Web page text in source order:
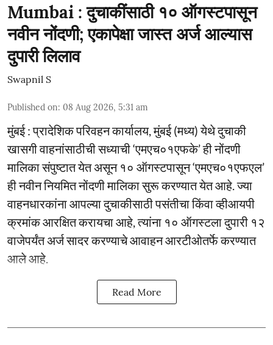
Mumbai : दुचाकींसाठी १० ऑगस्टपासून
नवीन नोंदणी; एकापेक्षा जास्त अर्ज आल्यास
दुपारी लिलाव
Swapnil S
Published on: 08 Aug 2026, 5:31 am
मुंबई : प्रादेशिक परिवहन कार्यालय, मुंबई (मध्य) येथे दुचाकी
खासगी वाहनांसाठीची सध्याची ‘एमएच०१एफके’ ही नोंदणी
मालिका संपुष्टात येत असून १० ऑगस्टपासून ‘एमएच०१एफएल’
ही नवीन नियमित नोंदणी मालिका सुरू करण्यात येत आहे. ज्या
वाहनधारकांना आपल्या दुचाकीसाठी पसंतीचा किंवा व्हीआयपी
क्रमांक आरक्षित करायचा आहे, त्यांना १० ऑगस्टला दुपारी १२
वाजेपर्यंत अर्ज सादर करण्याचे आवाहन आरटीओतर्फे करण्यात
आले आहे.
Read More